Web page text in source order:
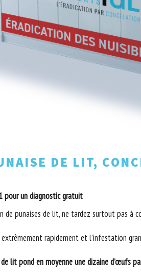
DE LIT,
pour un diagnostic gratuit
de punaises de lit, ne tardez surtout pas à
rapidement et l’infestation
lit pond en moyenne une dizaine d’œufs